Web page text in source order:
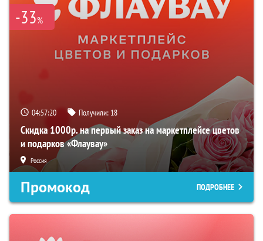
-33%
04:57:19 Получили: 18
Скидка 1000р. на первый заказ на маркетплейсе цветов
и подарков «Флаувау»
Россия
Промокод ПОДРОБНЕЕ